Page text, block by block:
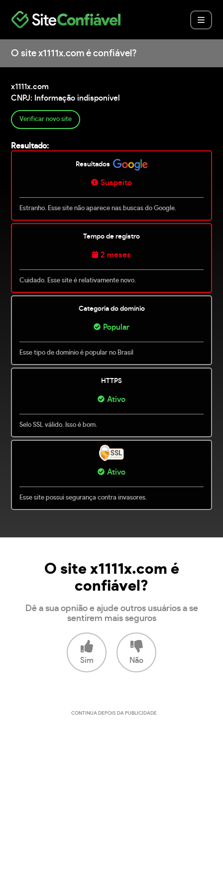
O site x1111x.com é confiável?
x1111x.com
CNPJ: Informação indisponível
Verificar novo site
Resultado:
Resultados
Suspeito
Estranho. Esse site não aparece nas buscas do Google.
Tempo de registro
2 meses
Cuidado. Esse site é relativamente novo.
Categoria do domínio
Popular
Esse tipo de domínio é popular no Brasil
HTTPS
Ativo
Selo SSL válido. Isso é bom.
Ativo
Esse site possui segurança contra invasores.
O site x1111x.com é
confiável?
Dê a sua opnião e ajude outros usuários a se
sentirem mais seguros
Sim Não
CONTINUA DEPOIS DA PUBLICIDADE